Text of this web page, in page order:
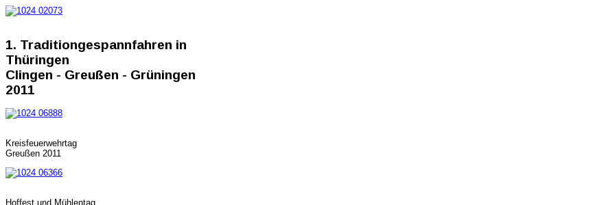
1. Traditiongespannfahren in
Thüringen
Clingen - Greußen - Grüningen
2011
Kreisfeuerwehrtag
Greußen 2011
Hoffest und Mühlentag